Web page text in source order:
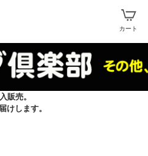
カート
販売。
けします。